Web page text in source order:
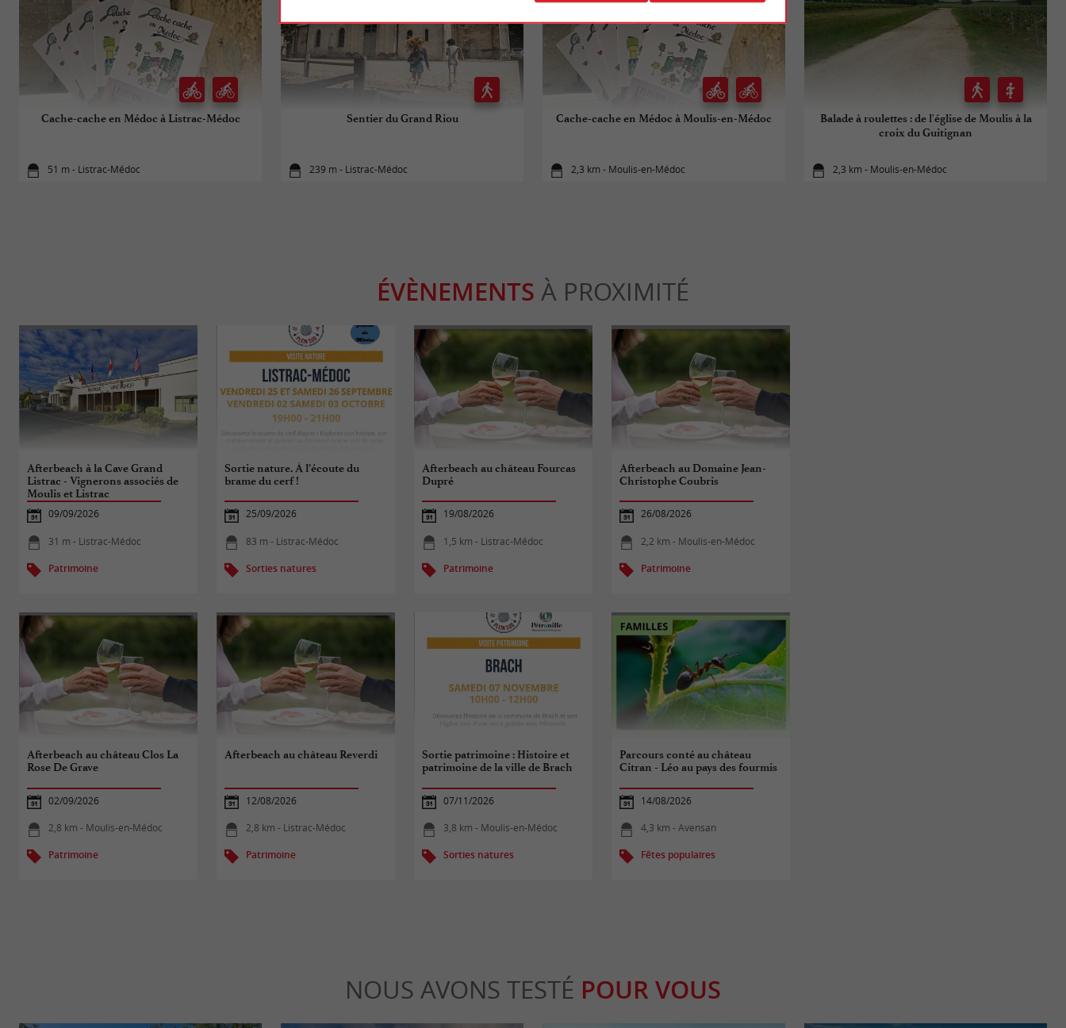
Cache-cache en Médoc à Listrac-Médoc
51 m - Listrac-Médoc
Sentier du Grand Riou
239 m - Listrac-Médoc
Cache-cache en Médoc à Moulis-en-Médoc
2,3 km - Moulis-en-Médoc
Balade à roulettes : de l'église de Moulis à la
croix du Guitignan
2,3 km - Moulis-en-Médoc
ÉVÈNEMENTS À PROXIMITÉ
Afterbeach à la Cave Grand
Listrac - Vignerons associés de
Moulis et Listrac
09/09/2026
31 m - Listrac-Médoc
Patrimoine
Sortie nature. À l’écoute du
brame du cerf !
25/09/2026
83 m - Listrac-Médoc
Sorties natures
Afterbeach au château Fourcas
Dupré
19/08/2026
1,5 km - Listrac-Médoc
Patrimoine
Afterbeach au Domaine Jean-
Christophe Coubris
26/08/2026
2,2 km - Moulis-en-Médoc
Patrimoine
Afterbeach au château Clos La
Rose De Grave
02/09/2026
2,8 km - Moulis-en-Médoc
Patrimoine
Afterbeach au château Reverdi
12/08/2026
2,8 km - Listrac-Médoc
Patrimoine
Sortie patrimoine : Histoire et
patrimoine de la ville de Brach
07/11/2026
3,8 km - Moulis-en-Médoc
Sorties natures
Parcours conté au château
Citran - Léo au pays des fourmis
14/08/2026
4,3 km - Avensan
Fêtes populaires
NOUS AVONS TESTÉ POUR VOUS